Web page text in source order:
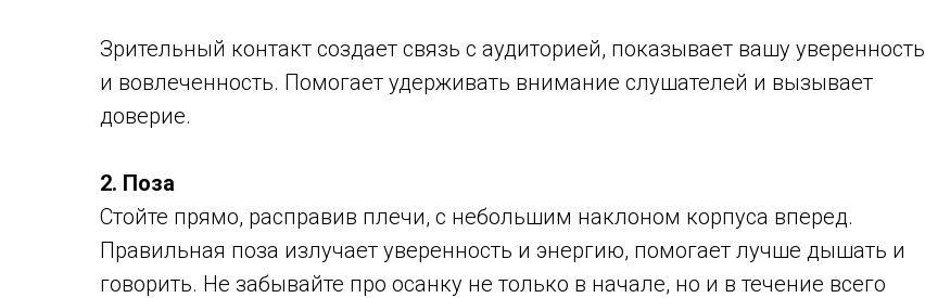
Зрительный контакт создает связь с аудиторией, показывает вашу уверенность
и вовлеченность. Помогает удерживать внимание слушателей и вызывает
доверие.
2. Поза
Стойте прямо, расправив плечи, с небольшим наклоном корпуса вперед.
Правильная поза излучает уверенность и энергию, помогает лучше дышать и
говорить. Не забывайте про осанку не только в начале, но и в течение всего